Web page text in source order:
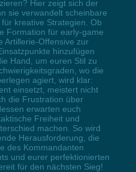
Hier zeigt sich der
sie verwandelt scheinbare
kreative Strategien. Ob
Formation für early-game
Artillerie-Offensive zur
hinzufügen
Hand, um euren Stil zu
wo die
agiert, wird klar:
einsetzt, meistert nicht
die Frustration über
erwarten euch
Freiheit und
machen. So wird
Herausforderung, die
des Kommandanten
und eurer perfektionierten
für den nächsten Sieg!